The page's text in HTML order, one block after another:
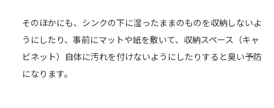
そのほかにも、シンクの下に湿ったままのものを収納しないよ
うにしたり、事前にマットや紙を敷いて、収納スペース（キャ
ビネット）自体に汚れを付けないようにしたりすると臭い予防
になります。